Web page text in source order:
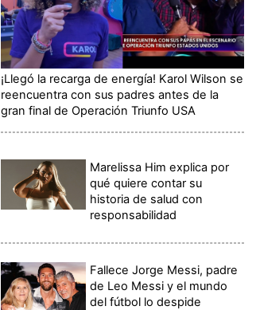
¡Llegó la recarga de energía! Karol Wilson se
reencuentra con sus padres antes de la
gran final de Operación Triunfo USA
Marelissa Him explica por
qué quiere contar su
historia de salud con
responsabilidad
Fallece Jorge Messi, padre
de Leo Messi y el mundo
del fútbol lo despide